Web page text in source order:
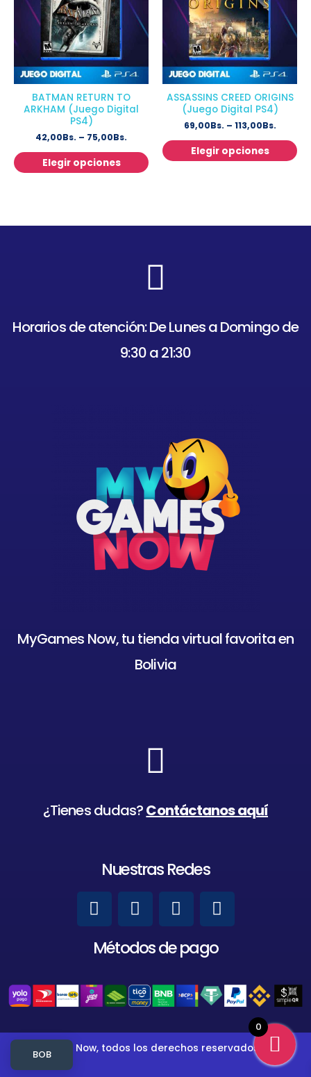
BATMAN RETURN TO
ARKHAM (Juego Digital
PS4)
42,00Bs. – 75,00Bs.
Elegir opciones
ASSASSINS CREED ORIGINS
(Juego Digital PS4)
69,00Bs. – 113,00Bs.
Elegir opciones
Horarios de atención: De Lunes a Domingo de
9:30 a 21:30
MyGames Now, tu tienda virtual favorita en
Bolivia
¿Tienes dudas?Contáctanos aquí
Nuestras Redes
Métodos de pago
MyGames Now, todos los derechos reservados, 2023
BOB
0